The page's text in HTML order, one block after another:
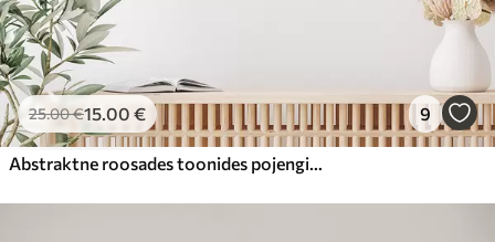
25.00€15.00 € 9
Abstraktne roosades toonides pojengide kimp